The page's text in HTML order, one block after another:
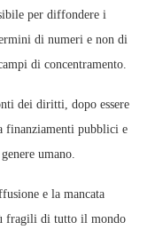
per diffondere i
di numeri e non di
di concentramento.
dei diritti, dopo essere
finanziamenti pubblici e
umano.
e la mancata
fragili di tutto il mondo